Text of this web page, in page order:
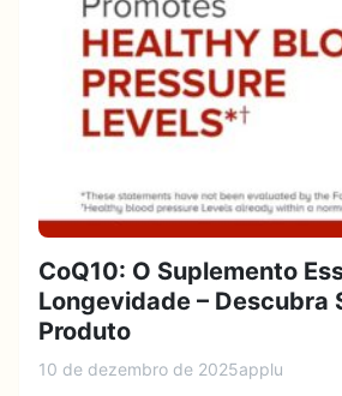
CoQ10: O Suplemento
Longevidade – Descubra
Produto
10 de dezembro de 2025applu